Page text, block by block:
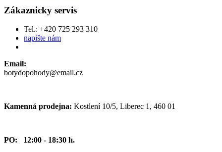
Zákaznicky servis
Tel.: +420 725 293 310
napište nám
Email:
botydopohody@email.cz
Kamenná prodejna: Kostlení 10/5, Liberec 1, 460 01
PO: 12:00 - 18:30 h.